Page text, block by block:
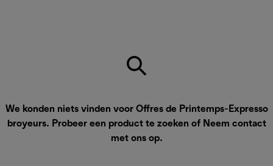
We konden niets vinden voor Offres de Printemps-Expresso
broyeurs. Probeer een product te zoeken of Neem contact
met ons op.